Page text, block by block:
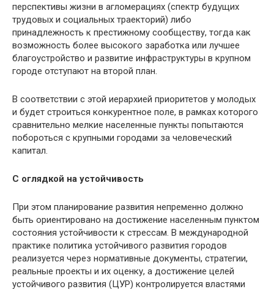
перспективы жизни в агломерациях (спектр будущих
трудовых и социальных траекторий) либо
принадлежность к престижному сообществу, тогда как
возможность более высокого заработка или лучшее
благоустройство и развитие инфраструктуры в крупном
городе отступают на второй план.
В соответствии с этой иерархией приоритетов у молодых
и будет строиться конкурентное поле, в рамках которого
сравнительно мелкие населенные пункты попытаются
побороться с крупными городами за человеческий
капитал.
С оглядкой на устойчивость
При этом планирование развития непременно должно
быть ориентировано на достижение населенным пунктом
состояния устойчивости к стрессам. В международной
практике политика устойчивого развития городов
реализуется через нормативные документы, стратегии,
реальные проекты и их оценку, а достижение целей
устойчивого развития (ЦУР) контролируется властями